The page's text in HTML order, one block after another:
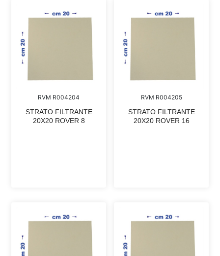
RVM R004204
STRATO FILTRANTE
20X20 ROVER 8
RVM R004205
STRATO FILTRANTE
20X20 ROVER 16